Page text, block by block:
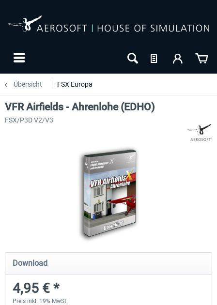
Übersicht FSX Europa
Mega Airport Frankfurt V2.0
29,95 € *
Mega Airport Berlin
VFR Airfields - Ahrenlohe (EDHO)
FSX/P3D V2/V3
Download
4,95 € *
Preis inkl. 19% MwSt.